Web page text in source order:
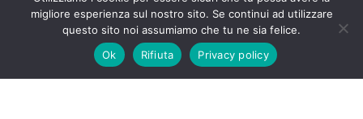
© Balance Home - Coworking Brugherio. P.iva 11528240960
migliore esperienza sul nostro sito. Se continui ad utilizzare
questo sito noi assumiamo che tu ne sia felice.
Ok
Rifiuta Privacy policy